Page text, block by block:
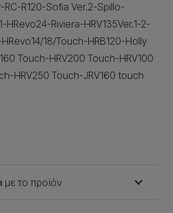
R120-Sofia Ver.2-Spillo-
HRevo24-Riviera-HRV135Ver.1-2-
HRevo14/18/Touch-HRB120-Holly
Touch-HRV200 Touch-HRV100
HRV250 Touch-JRV160 touch
με το προϊόν